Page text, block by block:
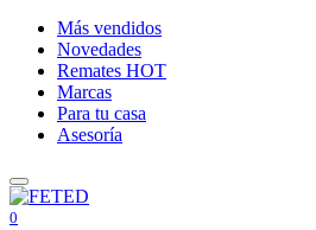
Más vendidos
Novedades
Remates HOT
Marcas
Para tu casa
Asesoría
0